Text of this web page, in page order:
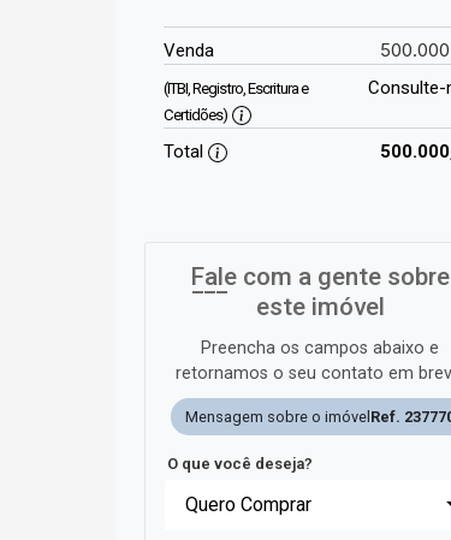
Venda
(ITBI, Registro, Escritura e
Certidões)
Consulte-
Total
Fale com a gente sobre
este imóvel
Preencha os campos abaixo e
retornamos o seu contato em
Mensagem sobre o imóvel Ref.
O que você deseja?
Quero Comprar